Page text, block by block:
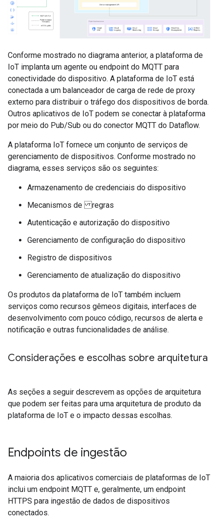
Conforme mostrado no diagrama anterior, a plataforma de
IoT implanta um agente ou endpoint do MQTT para
conectividade do dispositivo. A plataforma de IoT está
conectada a um balanceador de carga de rede de proxy
externo para distribuir o tráfego dos dispositivos de borda.
Outros aplicativos de IoT podem se conectar à plataforma
por meio do Pub/Sub ou do conector MQTT do Dataflow.
A plataforma IoT fornece um conjunto de serviços de
gerenciamento de dispositivos. Conforme mostrado no
diagrama, esses serviços são os seguintes:
Armazenamento de credenciais do dispositivo
Mecanismos de regras
Autenticação e autorização do dispositivo
Gerenciamento de configuração do dispositivo
Registro de dispositivos
Gerenciamento de atualização do dispositivo
Os produtos da plataforma de IoT também incluem
serviços como recursos gêmeos digitais, interfaces de
desenvolvimento com pouco código, recursos de alerta e
notificação e outras funcionalidades de análise.
Considerações e escolhas sobre arquitetura
As seções a seguir descrevem as opções de arquitetura
que podem ser feitas para uma arquitetura de produto da
plataforma de IoT e o impacto dessas escolhas.
Endpoints de ingestão
A maioria dos aplicativos comerciais de plataformas de IoT
inclui um endpoint MQTT e, geralmente, um endpoint
HTTPS para ingestão de dados de dispositivos
conectados.